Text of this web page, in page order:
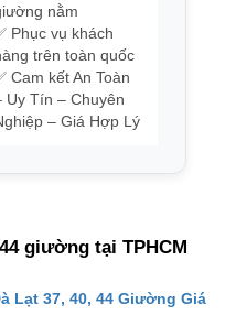
nằm
Phục vụ khách
trên toàn quốc
Cam kết An Toàn
Uy Tín – Chuyên
– Giá Hợp Lý
giường tại TPHCM
Lạt 37, 40, 44 Giường Giá